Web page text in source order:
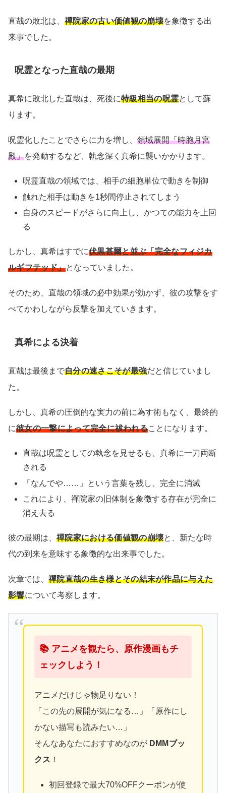
直哉の敗北は、 禪院家の古い価値観の崩壊を象徴する出
来事でした。
呪霊となった直哉の最期
真希に敗北した直哉は、死後に特級相当の呪霊として蘇
ります。
呪霊化したことでさらに力を増し、 領域展開「時胞月宮
殿」を発動するなど、執念深く真希に襲いかかります。
呪霊直哉の領域では、相手の細胞単位で動きを制御
触れた相手は動きを1秒間停止されてしまう
自身のスピードがさらに向上し、かつての能力を上回
る
しかし、真希はすでに伏黒甚爾と並ぶ「完全なフィジカ
ルギフテッド」となっていました。
そのため、直哉の領域の必中効果が効かず、彼の攻撃をす
べてかわしながら反撃を加えていきます。
真希による決着
直哉は最後まで自分の速さこそが最強だと信じていまし
た。
しかし、真希の圧倒的な実力の前に為す術もなく、最終的
に彼女の一撃によって完全に祓われることになります。
直哉は呪霊としての執念を見せるも、真希に一刀両断
される
「なんでや……」という言葉を残し、完全に消滅
これにより、禪院家の旧体制を象徴する存在が完全に
消え去る
彼の最期は、 禪院家における価値観の崩壊と、新たな時
代の到来を意味する象徴的な出来事でした。
次章では、 禪院直哉の生き様とその結末が作品に与えた
影響について考察します。
📚 アニメを観たら、原作漫画もチ
ェックしよう！
アニメだけじゃ物足りない！
「この先の展開が気になる…」「原作にし
かない描写も読みたい…」
そんなあなたにおすすめなのが DMMブッ
クス ！
初回登録で最大70%OFFクーポンが使